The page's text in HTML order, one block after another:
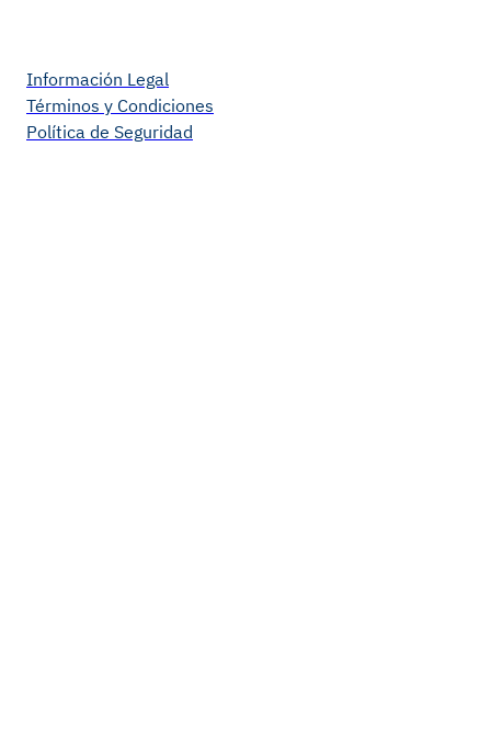
Información Legal
Términos y Condiciones
Política de Seguridad